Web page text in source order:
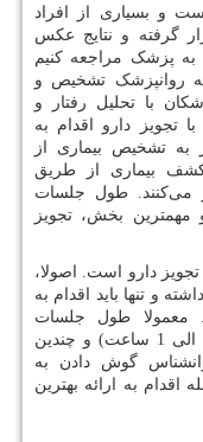
و بسیاری از افراد
گرفته و نتایج عکس
به پزشک مراجعه کنیم
روانپزشک تشخیص و
با تحلیل رفتار و
تجویز دارو اقدام به
به تشخیص بیماری از
بیماری از طریق
می‌کنند. طول جلسات
مهمترین بخش، تجویز
دارو است. اصولا،
و تنها باید اقدام به
معمولا طول جلسات
روانشناسی بیشتر از روانپزشکی بوده (45 الی 1 ساعت) و چندین
گوش دادن به
اقدام به ارائه بهترین